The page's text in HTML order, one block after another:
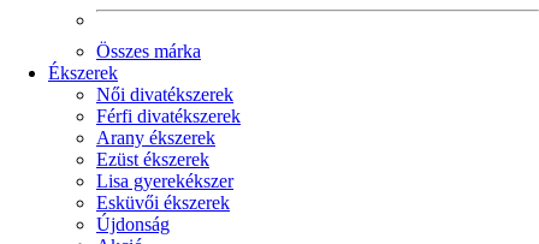
Összes márka
Ékszerek
Női divatékszerek
Férfi divatékszerek
Arany ékszerek
Ezüst ékszerek
Lisa gyerekékszer
Esküvői ékszerek
Újdonság